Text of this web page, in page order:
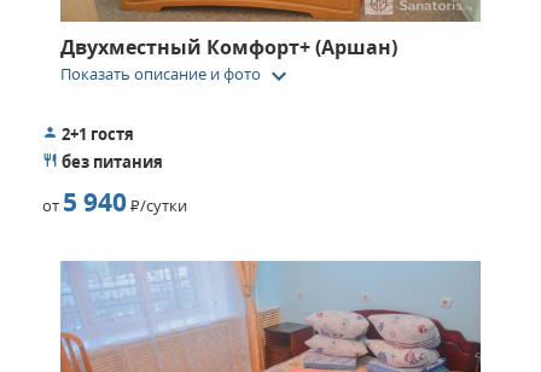
Двухместный Комфорт+ (Аршан)
Показать описание и фото keyboard_arrow_down
2+1 гостя
без питания
от 5 940Р/сутки